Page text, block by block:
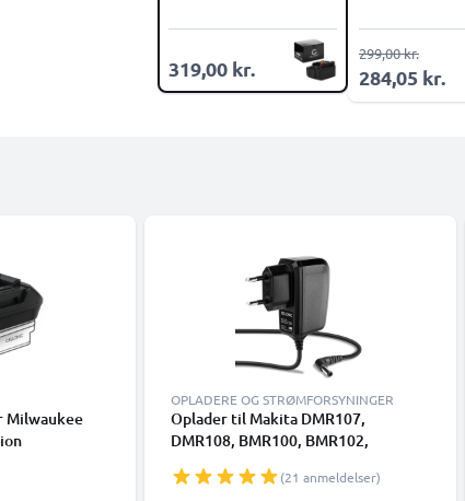
319,00 kr. 284,05 kr.
299,00 kr.
Milwaukee
OPLADERE OG STRØMFORSYNINGER
Oplader til Makita DMR107,
DMR108, BMR100, BMR102,
(21 anmeldelser)